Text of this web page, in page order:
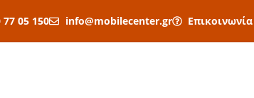
77 05 150 info@mobilecenter.gr Επικοινωνία